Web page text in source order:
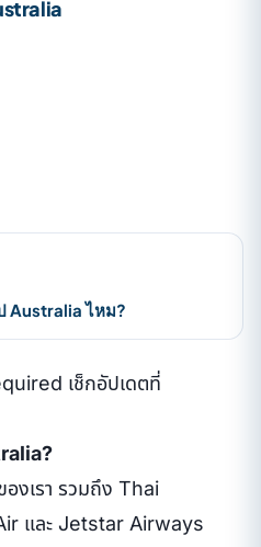
Australia ไหม?
เช็กอัปเดตที่
งเรา รวมถึง Thai
และ Jetstar Airways